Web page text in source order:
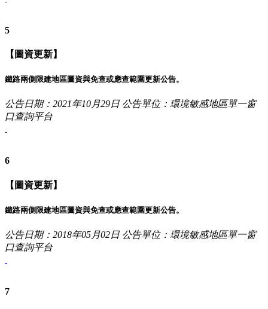
5
【圖資更新】
鐵路兩側限建地區圖資與免查或應查範圍更新公告。
公告日期：2021年10月29日 公告單位：環境敏感地區單一窗
口查詢平台
6
【圖資更新】
鐵路兩側限建地區圖資與免查或應查範圍更新公告。
公告日期：2018年05月02日 公告單位：環境敏感地區單一窗
口查詢平台
7